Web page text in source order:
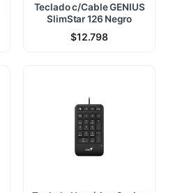
Teclado c/Cable GENIUS
SlimStar 126 Negro
$12.798